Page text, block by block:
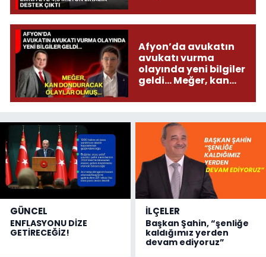
Afyon’da avukatın
avukatı vurma
olayında yeni bilgiler
geldi... Meğer, kan
olmuş...
GÜNCEL
ENFLASYONU DİZE
GETİRECEĞİZ!
İLÇELER
Başkan Şahin, “şenliğe
kaldığımız yerden
devam ediyoruz”